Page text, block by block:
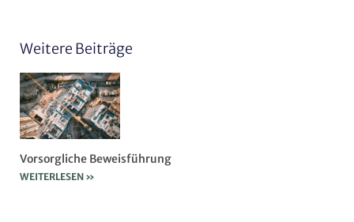
Weitere Beiträge
Vorsorgliche Beweisführung
WEITERLESEN »